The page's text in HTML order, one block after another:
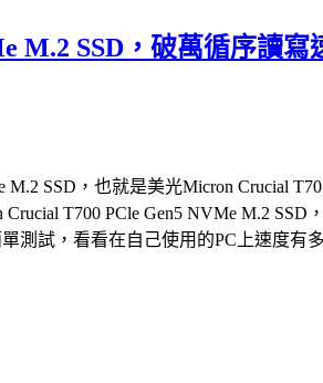
M.2 SSD，破萬循序讀
SSD，也就是美光Micron Crucial
T700 PCle Gen5 NVMe M.2
測試，看看在自己使用的PC上速度有